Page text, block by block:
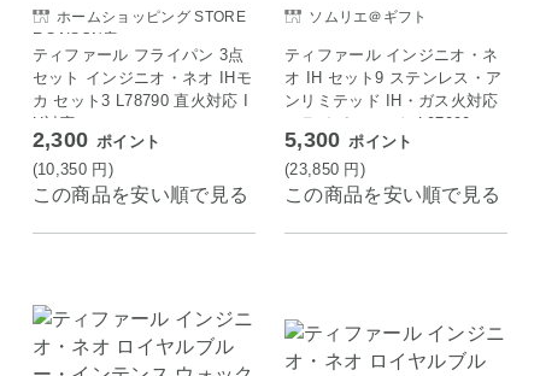
ホームショッピング STORE
E SAISON店
ティファール フライパン 3点
セット インジニオ・ネオ IHモ
カ セット3 L78790 直火対応 I
H対応
2,300 ポイント
(10,350 円 )
この商品を安い順で見る
ソムリエ＠ギフト
ティファール インジニオ・ネ
オ IH セット9 ステンレス・ア
ンリミテッド IH・ガス火対応
フライパンセット L97090
5,300 ポイント
(23,850 円 )
この商品を安い順で見る